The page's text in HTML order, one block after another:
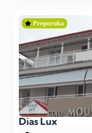
Preporuka
Dias Lux